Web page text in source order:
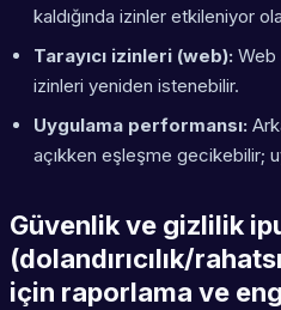
kaldığında izinler etkileniyor
Tarayıcı izinleri (web): Web
izinleri yeniden istenebilir.
Uygulama performansı:
açıkken eşleşme gecikebilir;
Güvenlik ve gizlilik
(dolandırıcılık/
için raporlama ve